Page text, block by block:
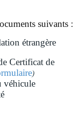
suivants :
étrangère
Certificat de
)
véhicule